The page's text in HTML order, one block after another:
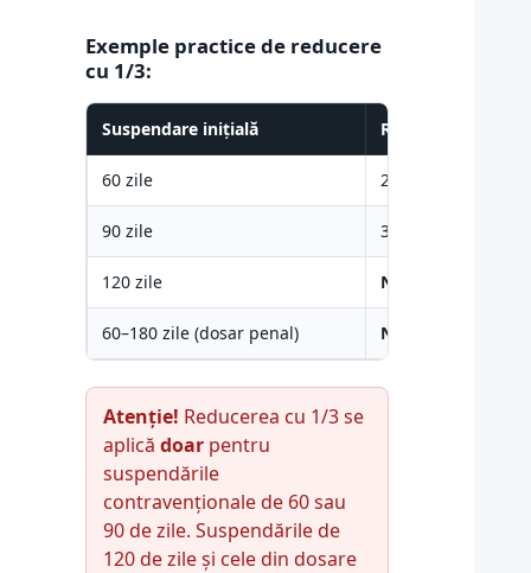
Exemple practice de reducere
cu 1/3:
Suspendare inițială Reducere (1/3)
60 zile 20 zile
90 zile 30 zile
120 zile NU se poate
60–180 zile (dosar penal) NU se poate
Atenție! Reducerea cu 1/3 se
aplică doar pentru
suspendările
contravenționale de 60 sau
90 de zile. Suspendările de
120 de zile și cele din dosare